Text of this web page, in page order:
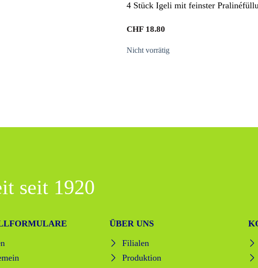
4 Stück Igeli mit feinster
CHF18.80
Nicht vorrätig
seit 1920
ÜBER UNS
Filialen
Produktion